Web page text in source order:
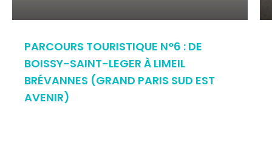
PARCOURS TOURISTIQUE N°6 : DE
BOISSY-SAINT-LEGER À LIMEIL
BRÉVANNES (GRAND PARIS SUD EST
AVENIR)